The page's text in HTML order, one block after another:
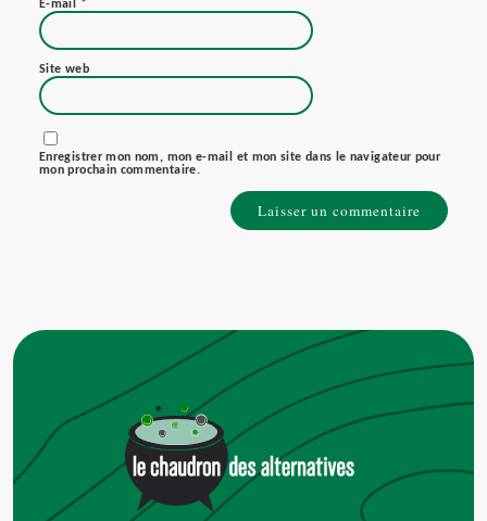
E-mail *
Site web
Enregistrer mon nom, mon e-mail et mon site dans le navigateur pour
mon prochain commentaire.